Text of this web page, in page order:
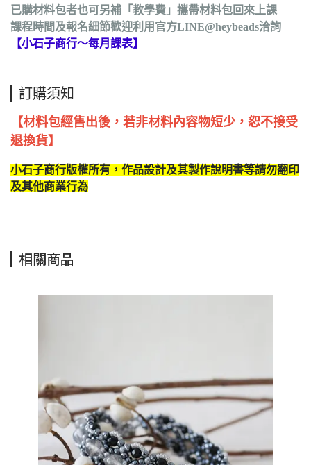
已購材料包者也可另補「教學費」攜帶材料包回來上課
課程時間及報名細節歡迎利用官方LINE@heybeads洽詢
【小石子商行～每月課表】
訂購須知
【材料包經售出後，若非材料內容物短少，恕不接受
退換貨】
小石子商行版權所有，作品設計及其製作說明書等請勿翻印
及其他商業行為
相關商品